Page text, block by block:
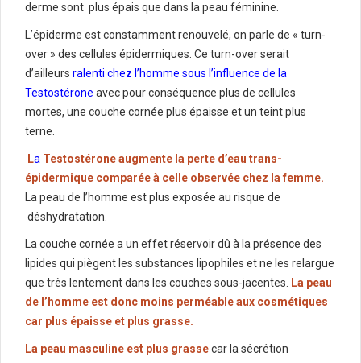
derme sont plus épais que dans la peau féminine.
L’épiderme est constamment renouvelé, on parle de « turn-
over » des cellules épidermiques. Ce turn-over serait
d’ailleurs ralenti chez l’homme sous l’influence de la
Testostérone avec pour conséquence plus de cellules
mortes, une couche cornée plus épaisse et un teint plus
terne.
La Testostérone augmente la perte d’eau trans-
épidermique comparée à celle observée chez la femme.
La peau de l’homme est plus exposée au risque de
déshydratation.
La couche cornée a un effet réservoir dû à la présence des
lipides qui piègent les substances lipophiles et ne les relargue
que très lentement dans les couches sous-jacentes. La peau
de l’homme est donc moins perméable aux cosmétiques
car plus épaisse et plus grasse.
La peau masculine est plus grassecar la sécrétion